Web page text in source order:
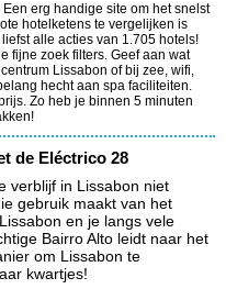
erg handige site om het snelst
hotelketens te vergelijken is
alle acties van 1.705 hotels!
fijne zoek filters. Geef aan wat
Lissabon of bij zee, wifi,
hecht aan spa faciliteiten.
Zo heb je binnen 5 minuten
de Eléctrico 28
verblijf in Lissabon niet
gebruik maakt van het
en je langs vele
Bairro Alto leidt naar het
om Lissabon te
kwartjes!